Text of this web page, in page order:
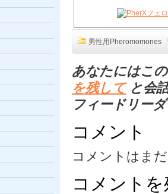
男性用Pheromomones
あなたにはこ
を残してと会
フィードリー
コメント
コメントはま
コメント